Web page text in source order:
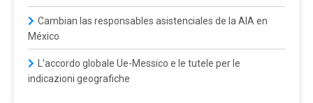
Cambian las responsables asistenciales de la AIA en
México
L’accordo globale Ue-Messico e le tutele per le
indicazioni geografiche